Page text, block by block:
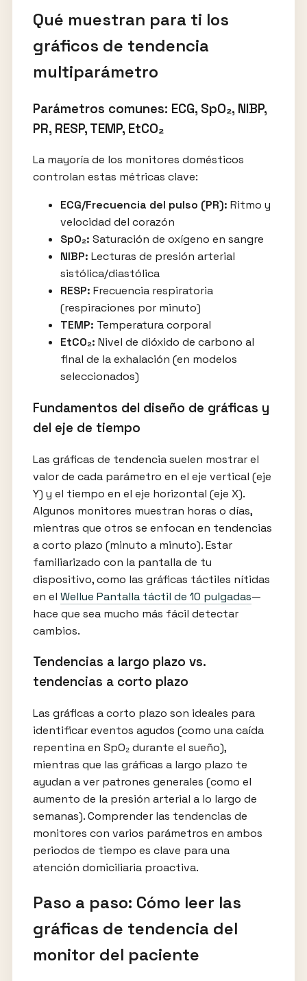
Qué muestran para ti los
gráficos de tendencia
multiparámetro
Parámetros comunes: ECG, SpO₂, NIBP,
PR, RESP, TEMP, EtCO₂
La mayoría de los monitores domésticos
controlan estas métricas clave:
ECG/Frecuencia del pulso (PR): Ritmo y
velocidad del corazón
SpO₂: Saturación de oxígeno en sangre
NIBP: Lecturas de presión arterial
sistólica/diastólica
RESP: Frecuencia respiratoria
(respiraciones por minuto)
TEMP: Temperatura corporal
EtCO₂: Nivel de dióxido de carbono al
final de la exhalación (en modelos
seleccionados)
Fundamentos del diseño de gráficas y
del eje de tiempo
Las gráficas de tendencia suelen mostrar el
valor de cada parámetro en el eje vertical (eje
Y) y el tiempo en el eje horizontal (eje X).
Algunos monitores muestran horas o días,
mientras que otros se enfocan en tendencias
a corto plazo (minuto a minuto). Estar
familiarizado con la pantalla de tu
dispositivo, como las gráficas táctiles nítidas
en el Wellue Pantalla táctil de 10 pulgadas—
hace que sea mucho más fácil detectar
cambios.
Tendencias a largo plazo vs.
tendencias a corto plazo
Las gráficas a corto plazo son ideales para
identificar eventos agudos (como una caída
repentina en SpO₂ durante el sueño),
mientras que las gráficas a largo plazo te
ayudan a ver patrones generales (como el
aumento de la presión arterial a lo largo de
semanas). Comprender las tendencias de
monitores con varios parámetros en ambos
periodos de tiempo es clave para una
atención domiciliaria proactiva.
Paso a paso: Cómo leer las
gráficas de tendencia del
monitor del paciente